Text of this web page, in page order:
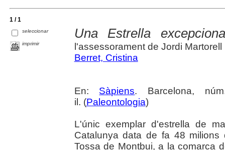
1 / 1
seleccionar
imprimir
Una Estrella
l'assessorament de Jordi
Berret, Cristina
En: Sàpiens. Barcelona,
il. (Paleontologia)
L'únic exemplar d'estrella de
Catalunya data de fa 48
Tossa de Montbui, a la comarca